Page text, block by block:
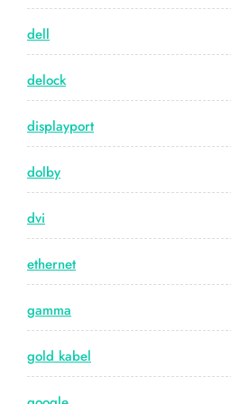
dell
delock
displayport
dolby
dvi
ethernet
gamma
gold kabel